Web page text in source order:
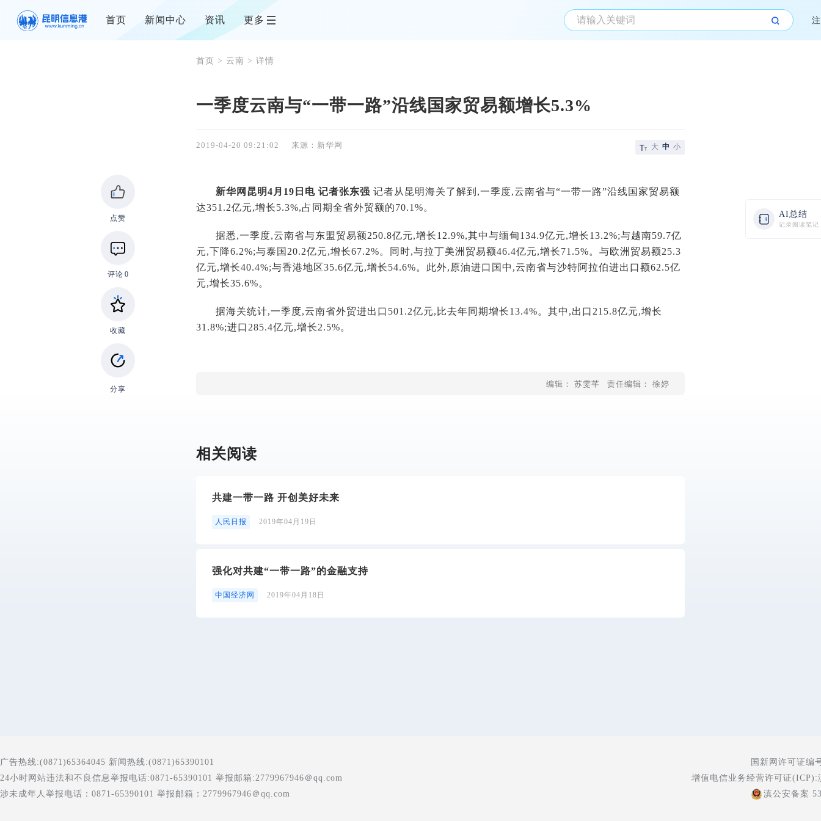
首页 新闻中心 资讯 更多
点赞
评论 0
收藏
分享
AI总结
记录阅读笔记
首页 > 云南 > 详情
一季度云南与“一带一路”沿线国家贸易额增长5.3%
2019-04-20 09:21:02 来源：新华网 大 中 小
新华网昆明4月19日电 记者张东强 记者从昆明海关了解到,一季度,云南省与“一带一路”沿线国家贸易额
达351.2亿元,增长5.3%,占同期全省外贸额的70.1%。
据悉,一季度,云南省与东盟贸易额250.8亿元,增长12.9%,其中与缅甸134.9亿元,增长13.2%;与越南59.7亿
元,下降6.2%;与泰国20.2亿元,增长67.2%。同时,与拉丁美洲贸易额46.4亿元,增长71.5%。与欧洲贸易额25.3
亿元,增长40.4%;与香港地区35.6亿元,增长54.6%。此外,原油进口国中,云南省与沙特阿拉伯进出口额62.5亿
元,增长35.6%。
据海关统计,一季度,云南省外贸进出口501.2亿元,比去年同期增长13.4%。其中,出口215.8亿元,增长
31.8%;进口285.4亿元,增长2.5%。
编辑： 苏雯芊 责任编辑： 徐婷
相关阅读
共建一带一路 开创美好未来
​人民日报 2019年04月19日
强化对共建“一带一路”的金融支持
中国经济网 2019年04月18日
广告热线:(0871)65364045 新闻热线:(0871)65390101
24小时网站违法和不良信息举报电话:0871-65390101 举报邮箱:2779967946＠qq.com
涉未成年人举报电话：0871-65390101 举报邮箱：2779967946＠qq.com
国新网许可证编
增值电信业务经营许可证(ICP):
滇公安备案